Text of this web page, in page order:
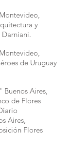
y
Darniani.
de Uruguay
Aires,
de Flores
Aires,
Flores